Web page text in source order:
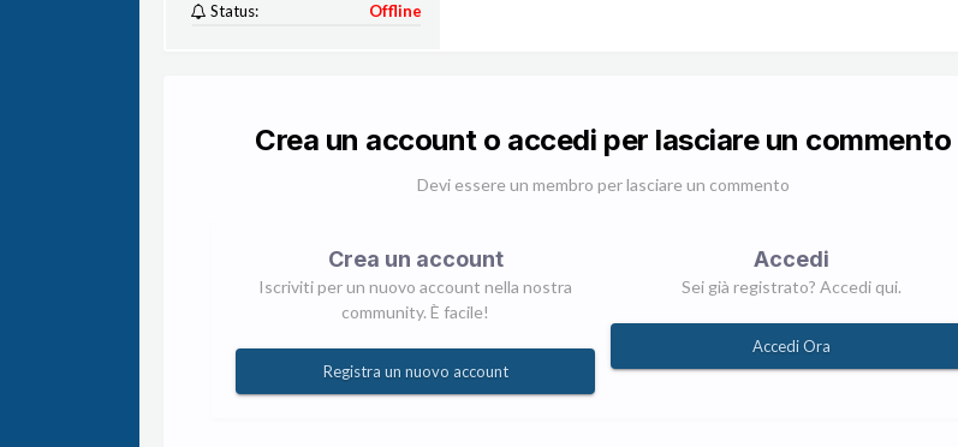
Status:
Offline
Crea un account o accedi per lasciare un commento
Devi essere un membro per lasciare un commento
Crea un account
Iscriviti per un nuovo account nella nostra
community. È facile!
Registra un nuovo account
Accedi
Sei già registrato? Accedi qui.
Accedi Ora